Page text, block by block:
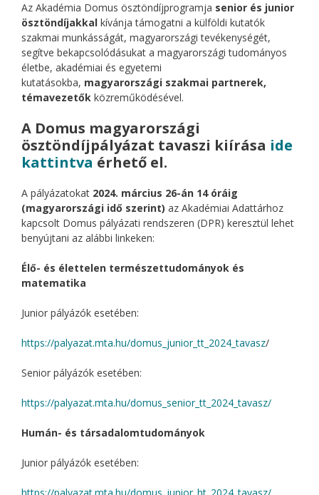
Az Akadémia Domus ösztöndíjprogramja senior és junior
ösztöndíjakkal kívánja támogatni a külföldi kutatók
szakmai munkásságát, magyarországi tevékenységét,
segítve bekapcsolódásukat a magyarországi tudományos
életbe, akadémiai és egyetemi
kutatásokba, magyarországi szakmai partnerek,
témavezetők közreműködésével.
A Domus magyarországi
ösztöndíjpályázat tavaszi kiírása ide
kattintva érhető el.
A pályázatokat 2024. március 26-án 14 óráig
(magyarországi idő szerint) az Akadémiai Adattárhoz
kapcsolt Domus pályázati rendszeren (DPR) keresztül lehet
benyújtani az alábbi linkeken:
Élő- és élettelen természettudományok és
matematika
Junior pályázók esetében:
https://palyazat.mta.hu/domus_junior_tt_2024_tavasz/
Senior pályázók esetében:
https://palyazat.mta.hu/domus_senior_tt_2024_tavasz/
Humán- és társadalomtudományok
Junior pályázók esetében: